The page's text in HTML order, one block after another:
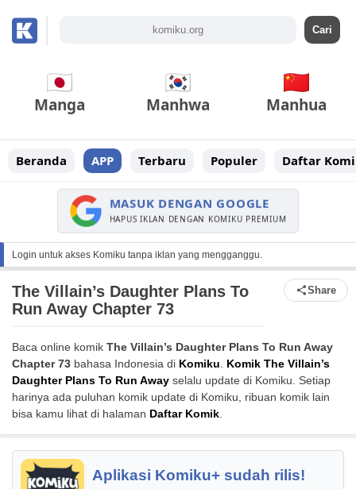
Manga Manhwa Manhua
Beranda APP Terbaru Populer Daftar
MASUK DENGAN GOOGLE
HAPUS IKLAN DENGAN KOMIKU PREMIUM
Login untuk akses Komiku tanpa iklan yang mengganggu.
The Villain’s Daughter Plans To
Run Away Chapter 73
Share
Baca online komik The Villain’s Daughter Plans To Run Away
Chapter 73 bahasa Indonesia di Komiku. Komik The Villain’s
Daughter Plans To Run Away selalu update di Komiku. Setiap
harinya ada puluhan komik update di Komiku, ribuan komik lain
bisa kamu lihat di halaman Daftar Komik.
Aplikasi Komiku+ sudah rilis!